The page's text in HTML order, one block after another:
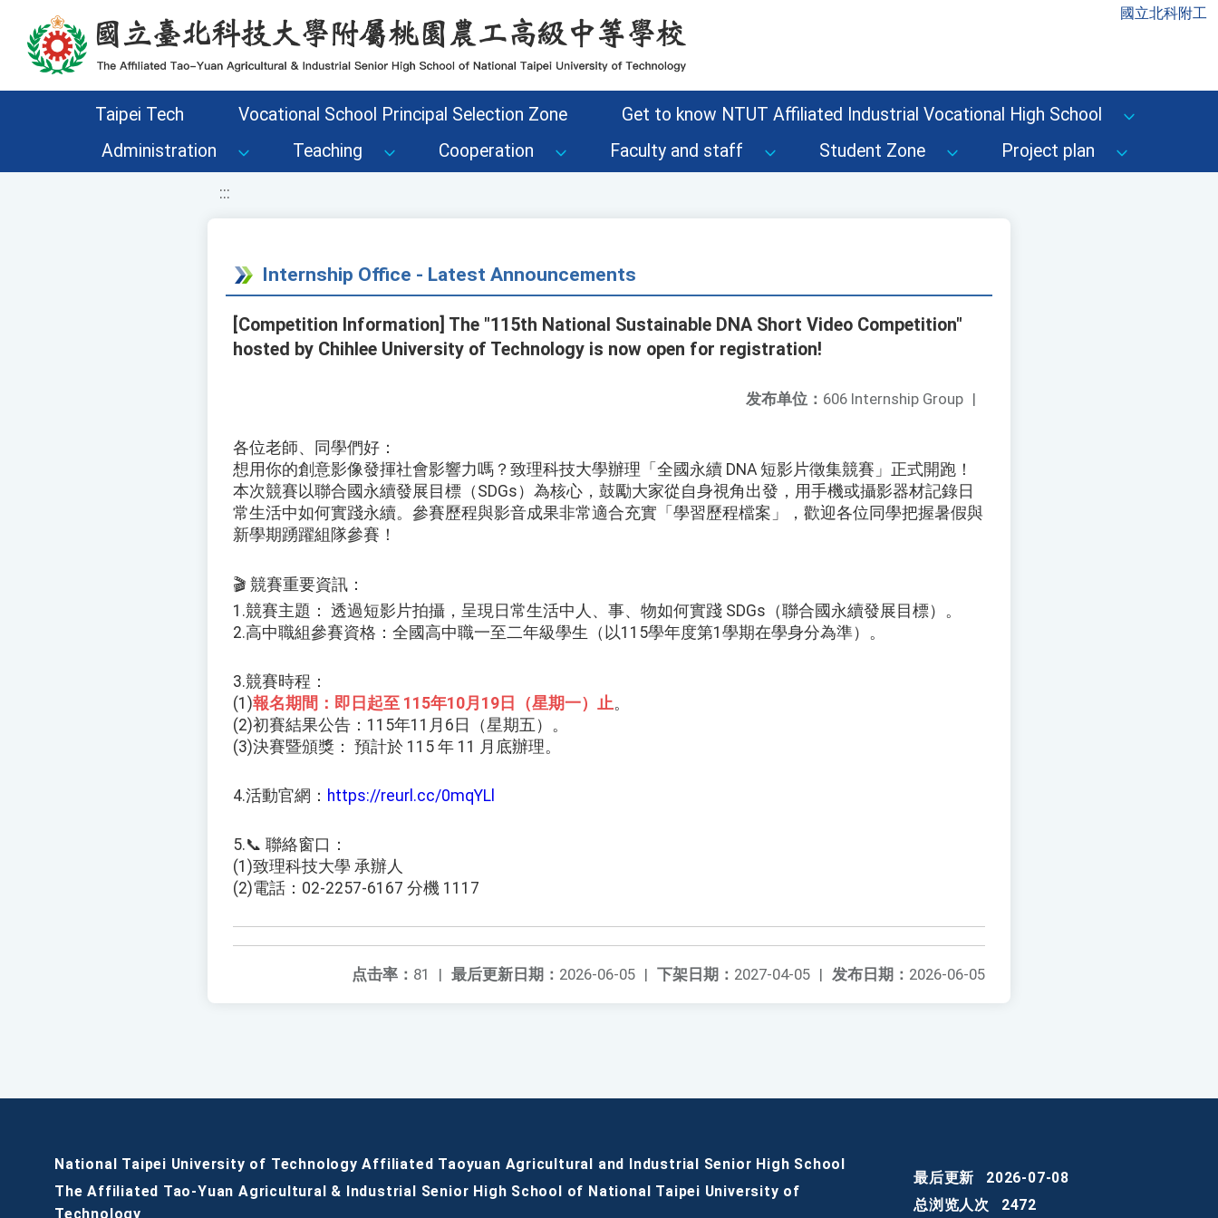
移至網頁之主要內容區位置 國立北科附工
Taipei Tech Vocational School Principal Selection Zone
Get to know NTUT Affiliated Industrial Vocational High School
Administration
Teaching Cooperation Faculty and staff Student Zone Project plan
:::
Internship Office - Latest Announcements
[Competition Information] The "115th National Sustainable DNA Short Video Competition"
hosted by Chihlee University of Technology is now open for registration!
发布单位： 606 Internship Group |
各位老師、同學們好：
想用你的創意影像發揮社會影響力嗎？致理科技大學辦理「全國永續 DNA 短影片徵集競賽」正式開跑！
本次競賽以聯合國永續發展目標（SDGs）為核心，鼓勵大家從自身視角出發，用手機或攝影器材記錄日
常生活中如何實踐永續。參賽歷程與影音成果非常適合充實「學習歷程檔案」，歡迎各位同學把握暑假與
新學期踴躍組隊參賽！
🎬 競賽重要資訊：
1.競賽主題： 透過短影片拍攝，呈現日常生活中人、事、物如何實踐 SDGs（聯合國永續發展目標）。
2.高中職組參賽資格：全國高中職一至二年級學生（以115學年度第1學期在學身分為準）。
3.競賽時程：
(1)報名期間：即日起至 115年10月19日（星期一）止。
(2)初賽結果公告：115年11月6日（星期五）。
(3)決賽暨頒獎： 預計於 115 年 11 月底辦理。
4.活動官網： https://reurl.cc/0mqYLl
5.📞 聯絡窗口：
(1)致理科技大學 承辦人
(2)電話：02-2257-6167 分機 1117
发布日期： 2026-06-05
下架日期： 2027-04-05 |
最后更新日期： 2026-06-05 |
点击率： 81 |
National Taipei University of Technology Affiliated Taoyuan Agricultural and Industrial Senior High School
The Affiliated Tao-Yuan Agricultural & Industrial Senior High School of National Taipei University of
Technology
最后更新
2026-07-08
总浏览人次
2472